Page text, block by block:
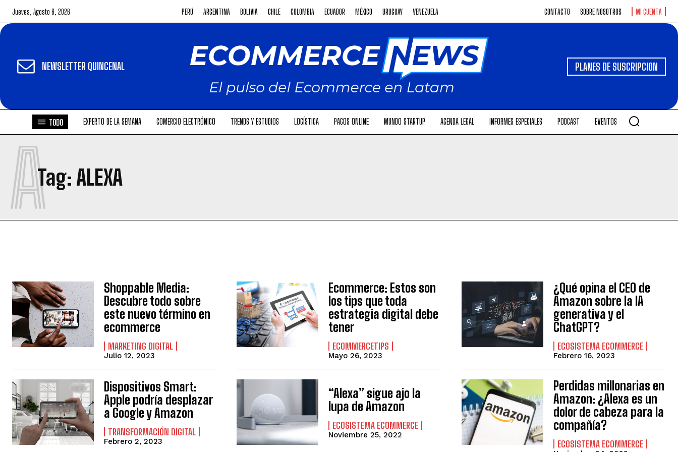
Jueves, Agosto 6, 2026 PERÚ ARGENTINA BOLIVIA CHILE COLOMBIA ECUADOR MÉXICO URUGUAY VENEZUELA CONTACTO SOBRE NOSOTROS MI CUENTA
NEWSLETTER QUINCENAL PLANES DE SUSCRIPCION
TODO EXPERTO DE LA SEMANA COMERCIO ELECTRÓNICO TRENDS Y ESTUDIOS LOGÍSTICA PAGOS ONLINE MUNDO STARTUP AGENDA LEGAL INFORMES ESPECIALES PODCAST EVENTOS
Tag: ALEXA
A
Shoppable Media:
Descubre todo sobre
este nuevo término en
ecommerce
MARKETING DIGITAL
Julio 12, 2023
Ecommerce: Estos son
los tips que toda
estrategia digital debe
tener
ECOMMERCETIPS
Mayo 26, 2023
¿Qué opina el CEO de
Amazon sobre la IA
generativa y el
ChatGPT?
ECOSISTEMA ECOMMERCE
Febrero 16, 2023
Dispositivos Smart:
Apple podría desplazar
a Google y Amazon
TRANSFORMACIÓN DIGITAL
Febrero 2, 2023
“Alexa” sigue ajo la
lupa de Amazon
ECOSISTEMA ECOMMERCE
Noviembre 25, 2022
Perdidas millonarias en
Amazon: ¿Alexa es un
dolor de cabeza para la
compañía?
ECOSISTEMA ECOMMERCE